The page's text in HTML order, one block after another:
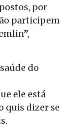
por
participem
do
ele está
quis dizer se